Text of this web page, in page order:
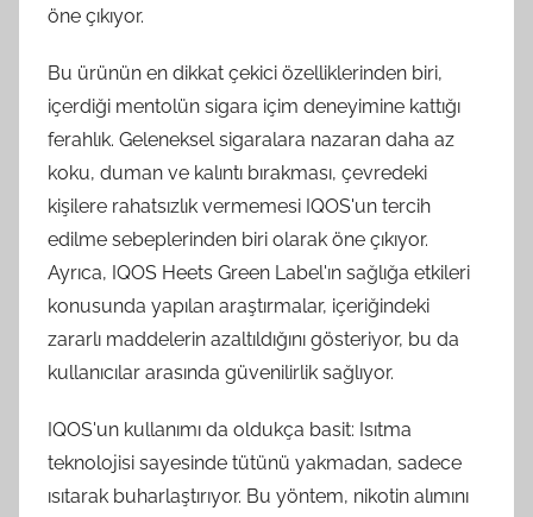
öne çıkıyor.
Bu ürünün en dikkat çekici özelliklerinden biri,
içerdiği mentolün sigara içim deneyimine kattığı
ferahlık. Geleneksel sigaralara nazaran daha az
koku, duman ve kalıntı bırakması, çevredeki
kişilere rahatsızlık vermemesi IQOS'un tercih
edilme sebeplerinden biri olarak öne çıkıyor.
Ayrıca, IQOS Heets Green Label'ın sağlığa etkileri
konusunda yapılan araştırmalar, içeriğindeki
zararlı maddelerin azaltıldığını gösteriyor, bu da
kullanıcılar arasında güvenilirlik sağlıyor.
IQOS'un kullanımı da oldukça basit: Isıtma
teknolojisi sayesinde tütünü yakmadan, sadece
ısıtarak buharlaştırıyor. Bu yöntem, nikotin alımını